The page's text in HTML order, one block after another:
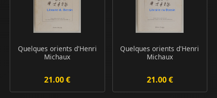
Quelques orients d'Henri
Michaux
21.00 €
Quelques orients d'Henri
Michaux
21.00 €